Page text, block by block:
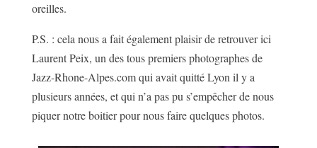
oreilles.
P.S. : cela nous a fait également plaisir de retrouver ici
Laurent Peix, un des tous premiers photographes de
Jazz-Rhone-Alpes.com qui avait quitté Lyon il y a
plusieurs années, et qui n’a pas pu s’empêcher de nous
piquer notre boitier pour nous faire quelques photos.